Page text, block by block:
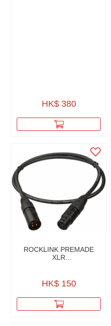
HK$ 380
ROCKLINK PREMADE
XLR
HK$ 150